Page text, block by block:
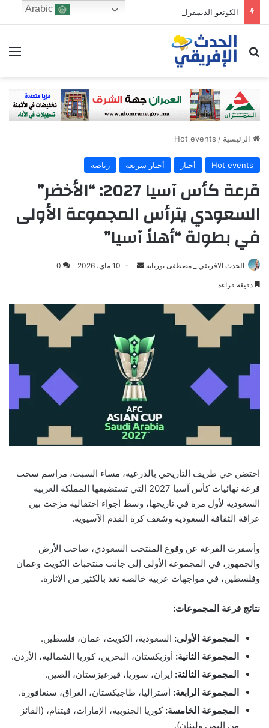
الكونغو الديمقراطية: ارتفاع حصيلة إصابات “إيبولا” إلى نحو 4 آلاف حالة والمنظمة الأممية تحذر
ابحث عن
الرئيسية /
Hot events
Hot events أخبار أخبار سريعة رياضة
قرعة كأس آسيا 2027: “الأخضر”
السعودي يترأس المجموعة الأولى
في بطولة “أهلاً آسيا”
الحدث الافريقي _ مصطفى بوريابة
Send 10 ماي، 2026 0
دقيقة قراءة
احتضن حي طريف التاريخي بالدرعية، مساء السبت، مراسم سحب
قرعة نهائيات كأس آسيا 2027 التي تستضيفها المملكة العربية
السعودية لأول مرة في تاريخها، وسط أجواء احتفالية مزجت بين
عراقة الثقافة السعودية وشغف كرة القدم الآسيوية.
وأسفرت القرعة عن وقوع المنتخب السعودي، صاحب الأرض
والجمهور، في المجموعة الأولى إلى جانب منتخبات الكويت وعمان
وفلسطين، في مواجهات عربية خالصة تعد بالكثير من الإثارة.
نتائج قرعة المجموعات:
المجموعة الأولى: السعودية، الكويت، عمان، فلسطين.
المجموعة الثانية: أوزبكستان، البحرين، كوريا الشمالية، الأردن.
المجموعة الثالثة: إيران، سوريا، قيرغيزستان، الصين.
المجموعة الرابعة: أستراليا، طاجيكستان، العراق، سنغافورة.
المجموعة الخامسة: كوريا الجنوبية، الإمارات، فيتنام، (الفائز
من اليمن ولبنان).
Arabic